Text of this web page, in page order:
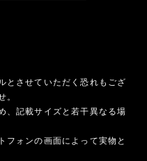
とさせていただく恐れもござ
。
、記載サイズと若干異なる場
フォンの画面によって実物と